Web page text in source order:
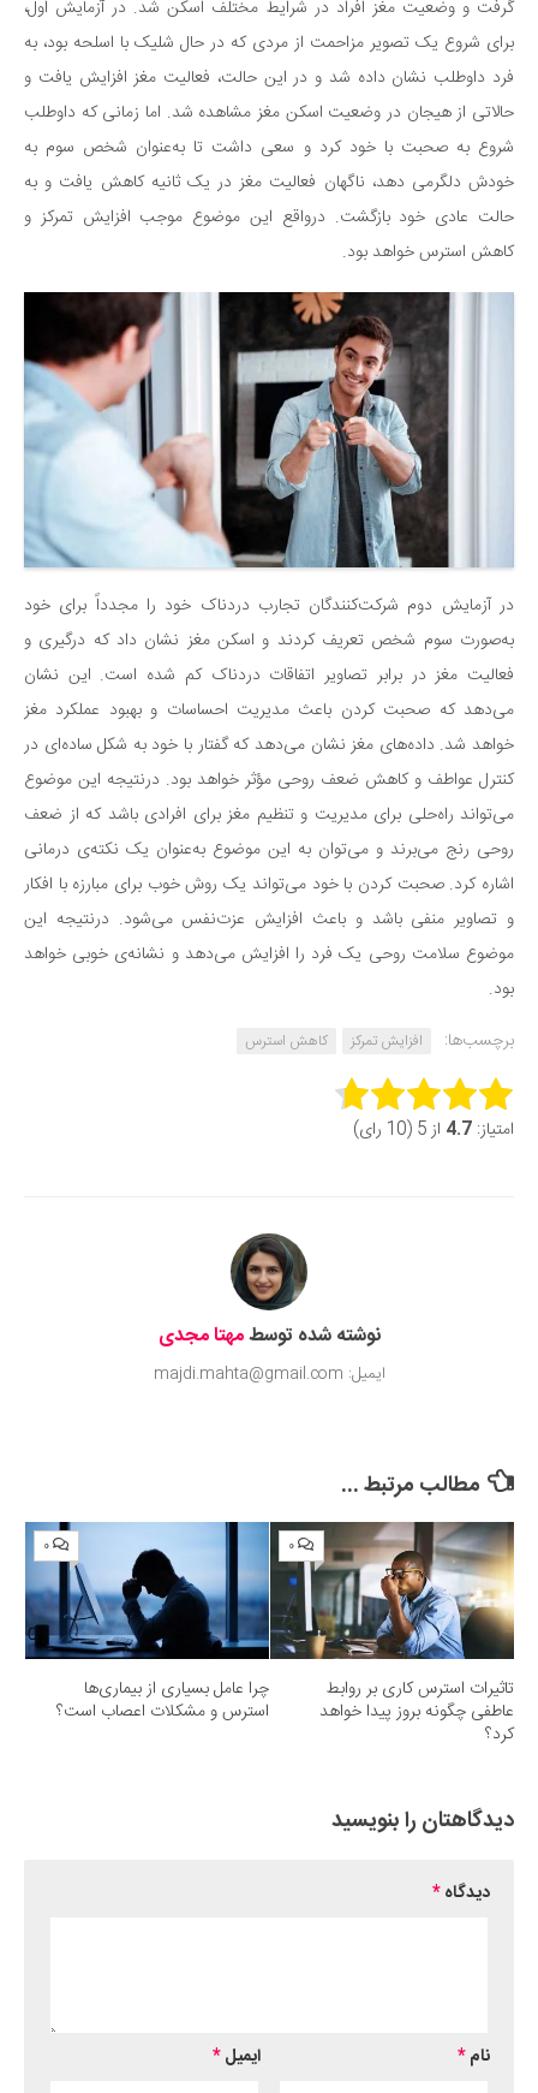
بازی
طنز
فال
مسابقه
اخبار
گرفت و وضعیت مغز افراد در شرایط مختلف اسکن شد. در آزمایش اول،
برای شروع یک تصویر مزاحمت از مردی که در حال شلیک با اسلحه بود، به
فرد داوطلب نشان داده شد و در این حالت، فعالیت مغز افزایش یافت و
حالاتی از هیجان در وضعیت اسکن مغز مشاهده شد. اما زمانی که داوطلب
شروع به صحبت با خود کرد و سعی داشت تا به‌عنوان شخص سوم به
خودش دلگرمی دهد، ناگهان فعالیت مغز در یک ثانیه کاهش یافت و به
حالت عادی خود بازگشت. درواقع این موضوع موجب افزایش تمرکز و
کاهش استرس خواهد بود.
در آزمایش دوم شرکت‌کنندگان تجارب دردناک خود را مجدداً برای خود
به‌صورت سوم شخص تعریف کردند و اسکن مغز نشان داد که درگیری و
فعالیت مغز در برابر تصاویر اتفاقات دردناک کم شده است. این نشان
می‌دهد که صحبت کردن باعث مدیریت احساسات و بهبود عملکرد مغز
خواهد شد. داده‌های مغز نشان می‌دهد که گفتار با خود به شکل ساده‌ای در
کنترل عواطف و کاهش ضعف روحی مؤثر خواهد بود. درنتیجه این موضوع
می‌تواند راه‌حلی برای مدیریت و تنظیم مغز برای افرادی باشد که از ضعف
روحی رنج می‌برند و می‌توان به این موضوع به‌عنوان یک نکته‌ی درمانی
اشاره کرد. صحبت کردن با خود می‌تواند یک روش خوب برای مبارزه با افکار
و تصاویر منفی باشد و باعث افزایش عزت‌نفس می‌شود. درنتیجه این
موضوع سلامت روحی یک فرد را افزایش می‌دهد و نشانه‌ی خوبی خواهد
بود.
برچسب‌ها:
افزایش تمرکز کاهش استرس
Rate this item:
امتیاز: 4.7 از 5 (10 رای)
نوشته شده توسطمهتا مجدی
ایمیل: majdi.mahta@gmail.com
مطالب مرتبط ...
۰
تاثیرات استرس کاری بر روابط
عاطفی چگونه بروز پیدا خواهد
کرد؟
۰
چرا عامل بسیاری از بیماری‌ها
استرس و مشکلات اعصاب است؟
دیدگاهتان را بنویسید
دیدگاه*
نام* ایمیل*